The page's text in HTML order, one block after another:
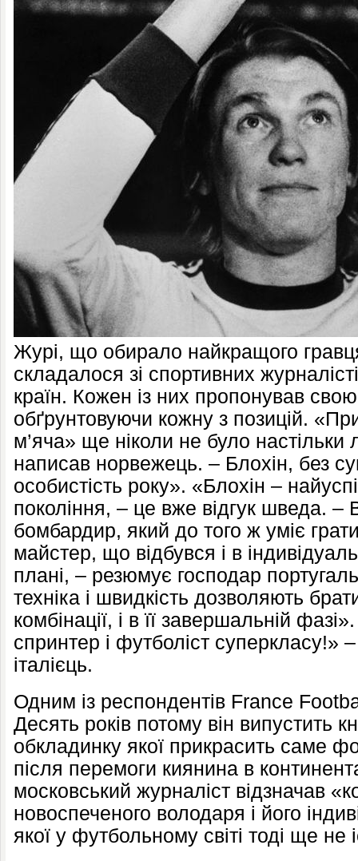
Журі, що обирало найкращого
складалося зі спортивних
країн. Кожен із них пропонував свою
обґрунтовуючи кожну з позицій.
м’яча» ще ніколи не було
написав норвежець. – Блохін, без
особистість року». «Блохін –
покоління, – це вже відгук шведа. –
бомбардир, який до того ж уміє
майстер, що відбувся і в
плані, – резюмує господар
техніка і швидкість дозволяють
комбінації, і в її завершальній
спринтер і футболіст суперкласу!»
італієць.
Одним із респондентів France
Десять років потому він випустить
обкладинку якої прикрасить саме
після перемоги киянина в
московський журналіст відзначав
новоспеченого володаря і його
якої у футбольному світі тоді ще не